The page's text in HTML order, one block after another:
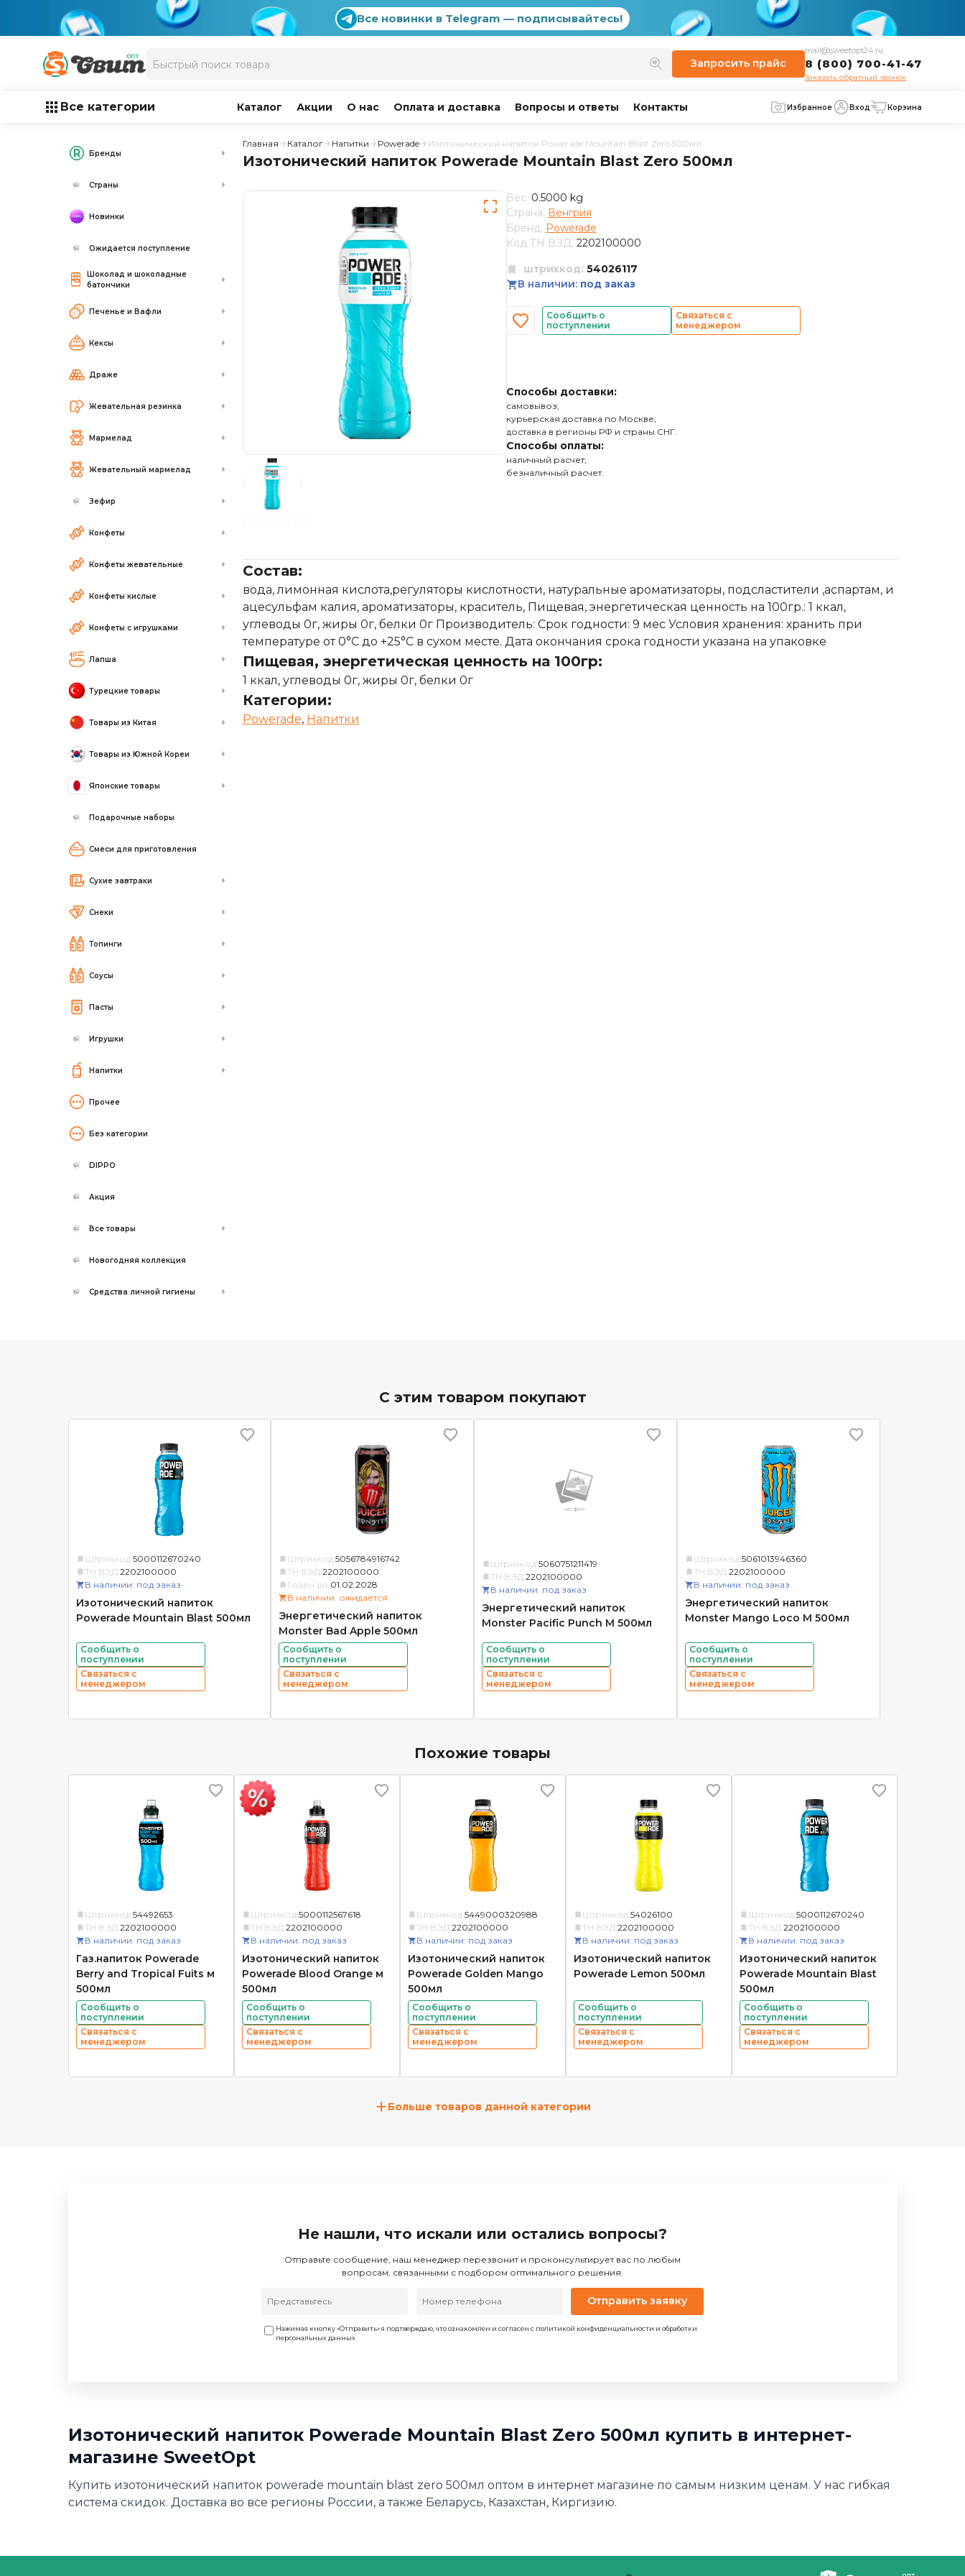
Все новинки в Telegram — подписывайтесь!
Запросить прайс
mail@sweetopt24.ru
8 (800) 700-41-47
Заказать обратный звонок
Все категории Каталог Акции О нас Оплата и доставка Вопросы и ответы Контакты Избранное Вход Корзина
Бренды
Страны
Новинки
Ожидается поступление
Шоколад и шоколадные
батончики
Печенье и Вафли
Кексы
Драже
Жевательная резинка
Мармелад
Жевательный мармелад
Зефир
Конфеты
Конфеты жевательные
Конфеты кислые
Конфеты с игрушками
Лапша
Турецкие товары
Товары из Китая
Товары из Южной Кореи
Японские товары
Подарочные наборы
Смеси для приготовления
Сухие завтраки
Снеки
Топинги
Соусы
Пасты
Игрушки
Напитки
Прочее
Без категории
DIPPO
Акция
Все товары
Новогодняя коллекция
Средства личной гигиены
Главная Каталог Напитки Powerade Изотонический напиток Powerade Mountain Blast Zero 500мл
Изотонический напиток Powerade Mountain Blast Zero 500мл
Вес: 0.5000 kg
Страна: Венгрия
Бренд: Powerade
Код ТН ВЭД: 2202100000
штрихкод: 54026117
В наличии: под заказ
Сообщить о
поступлении
Связаться с
менеджером
Способы доставки:
самовывоз;
курьерская доставка по Москве;
доставка в регионы РФ и страны СНГ.
Способы оплаты:
наличный расчет;
безналичный расчет.
Состав:
вода, лимонная кислота,регуляторы кислотности, натуральные ароматизаторы, подсластители ,аспартам, и
ацесульфам калия, ароматизаторы, краситель, Пищевая, энергетическая ценность на 100гр.: 1 ккал,
углеводы 0г, жиры 0г, белки 0г Производитель: Срок годности: 9 мес Условия хранения: хранить при
температуре от 0°С до +25°С в сухом месте. Дата окончания срока годности указана на упаковке
Пищевая, энергетическая ценность на 100гр:
1 ккал, углеводы 0г, жиры 0г, белки 0г
Категории:
Powerade, Напитки
С этим товаром покупают
Штрихкод: 5000112670240
ТН ВЭД: 2202100000
В наличии: под заказ
Изотонический напиток
Powerade Mountain Blast 500мл
Сообщить о
поступлении
Связаться с
менеджером
Штрихкод:5056784916742
ТН ВЭД:2202100000
Годен до: 01.02.2028
В наличии: ожидается
Энергетический напиток
Monster Bad Apple 500мл
Сообщить о
поступлении
Связаться с
менеджером
Штрихкод: 5060751211419
ТН ВЭД: 2202100000
В наличии: под заказ
Энергетический напиток
Monster Pacific Punch M 500мл
Сообщить о
поступлении
Связаться с
менеджером
Штрихкод: 5061013946360
ТН ВЭД: 2202100000
В наличии: под заказ
Энергетический напиток
Monster Mango Loco М 500мл
Сообщить о
поступлении
Связаться с
менеджером
Похожие товары
Штрихкод: 54492653
ТН ВЭД: 2202100000
В наличии: под заказ
Газ.напиток Powerade
Berry and Tropical Fuits м
500мл
Сообщить о
поступлении
Связаться с
менеджером
Штрихкод: 5000112567618
ТН ВЭД: 2202100000
В наличии: под заказ
Изотонический напиток
Powerade Blood Orange м
500мл
Сообщить о
поступлении
Связаться с
менеджером
Штрихкод: 5449000320988
ТН ВЭД: 2202100000
В наличии: под заказ
Изотонический напиток
Powerade Golden Mango
500мл
Сообщить о
поступлении
Связаться с
менеджером
Штрихкод: 54026100
ТН ВЭД: 2202100000
В наличии: под заказ
Изотонический напиток
Powerade Lemon 500мл
Сообщить о
поступлении
Связаться с
менеджером
Штрихкод: 5000112670240
ТН ВЭД: 2202100000
В наличии: под заказ
Изотонический напиток
Powerade Mountain Blast
500мл
Сообщить о
поступлении
Связаться с
менеджером
+Больше товаров данной категории
Не нашли, что искали или остались вопросы?
Отправьте сообщение, наш менеджер перезвонит и проконсультирует вас по любым
вопросам, связанными с подбором оптимального решения.
Отправить заявку
Нажимая кнопку «Отправить» я подтверждаю, что ознакомлен и согласен с политикой конфиденциальности и обработки
персональных данных
Изотонический напиток Powerade Mountain Blast Zero 500мл купить в интернет-
магазине SweetOpt
Купить изотонический напиток powerade mountain blast zero 500мл оптом в интернет магазине по самым низким ценам. У нас гибкая
система скидок. Доставка во все регионы России, а также Беларусь, Казахстан, Киргизию.